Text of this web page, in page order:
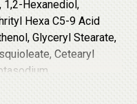
и укрепляют его,
и попадание в
компоненты:
1,2-Hexanediol,
Hexa C5-9 Acid
Glyceryl Stearate,
Cetearyl